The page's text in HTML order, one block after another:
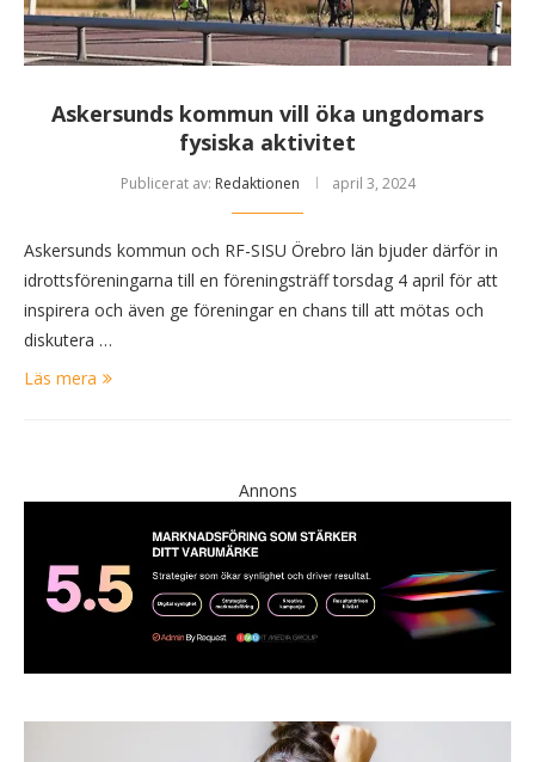
Askersunds kommun vill öka ungdomars
fysiska aktivitet
Publicerat av: Redaktionen april 3, 2024
Askersunds kommun och RF-SISU Örebro län bjuder därför in
idrottsföreningarna till en föreningsträff torsdag 4 april för att
inspirera och även ge föreningar en chans till att mötas och
diskutera …
Läs mera
Annons